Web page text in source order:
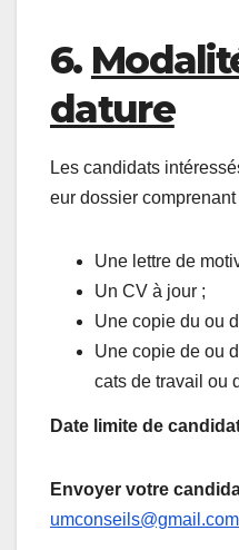
6.
dature
Les candidats
eur dossier comprenant
Une lettre de
Un CV à jour ;
Une copie du ou
Une copie de ou
cats de travail ou
Date limite de
Envoyer votre
umconseils@gmail.com